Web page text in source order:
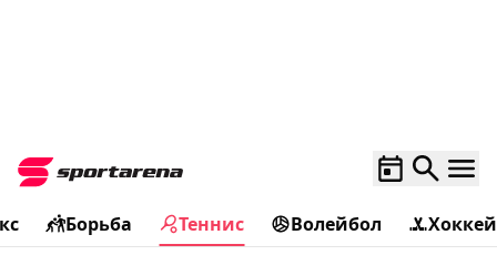
Борьба Теннис Волейбол Хоккей